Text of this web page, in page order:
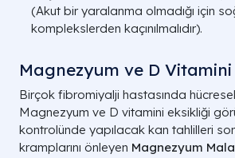
(Akut bir yaralanma olmadığı için
komplekslerden kaçınılmalıdır).
Magnezyum ve D
Birçok fibromiyalji hastasında
Magnezyum ve D vitamini eksikliği
kontrolünde yapılacak kan tahlilleri
kramplarını önleyen Magnezyum